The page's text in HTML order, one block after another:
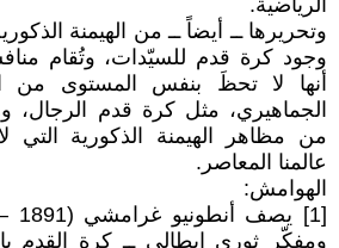
الرياضية.
وتحريرها ــ أيضاً ــ من الهيمنة
وجود كرة قدم للسيّدات، وتُقام
أنها لا تحظَ بنفس المستوى من
الجماهيري، مثل كرة قدم الرجال،
من مظاهر الهيمنة الذكورية التي
عالمنا المعاصر.
الهوامش:
ومفكّر ثوري إيطالي ــ كرة القدم